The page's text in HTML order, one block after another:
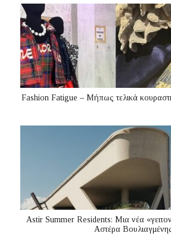
Fashion Fatigue – Μήπως τελικά
Astir Summer Residents: Μια νέα
Αστέρα